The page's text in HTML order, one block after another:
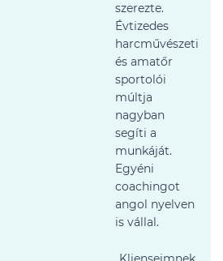
szerezte.
Évtizedes
harcművészeti
és amatőr
sportolói
múltja
nagyban
segíti a
munkáját.
Egyéni
coachingot
angol nyelven
is vállal.